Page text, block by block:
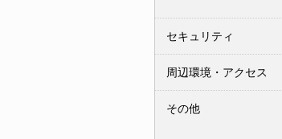
セキュリティ
周辺環境・アクセス
その他